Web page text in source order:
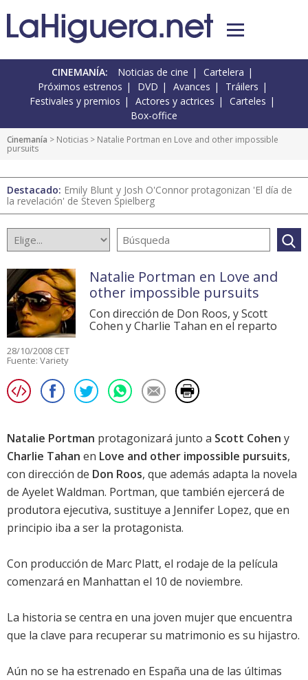
CINEMANÍA: Noticias de cine
Cartelera
Próximos estrenos
DVD Avances
Tráilers
Festivales y premios
Actores y actrices
Carteles
Box-office
Cinemanía > Noticias > Natalie Portman en Love and other impossible
pursuits
Destacado: Emily Blunt y Josh O'Connor protagonizan 'El día de
la revelación' de Steven Spielberg
Natalie Portman en Love and
other impossible pursuits
Con dirección de Don Roos, y Scott
Cohen y Charlie Tahan en el reparto
28/10/2008 CET
Fuente: Variety
Natalie Portman protagonizará junto a Scott Cohen y
Charlie Tahan en Love and other impossible pursuits,
con dirección de Don Roos, que además adapta la novela
de Ayelet Waldman. Portman, que también ejercerá de
produtora ejecutiva, sustituye a Jennifer Lopez, que en
principio iba a ser la protagonista.
Con producción de Marc Platt, el rodaje de la película
comenzará en Manhattan el 10 de noviembre.
La historia se centra en una joven mujer que encuentra
que la clave para recuperar su matrimonio es su hijastro.
Aún no se ha estrenado en España una de las últimas